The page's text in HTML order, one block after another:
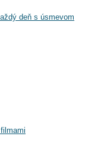
deň s úsmevom